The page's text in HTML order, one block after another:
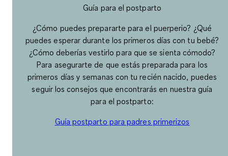
Guía para el postparto
¿Cómo puedes prepararte para el puerperio? ¿Qué
puedes esperar durante los primeros días con tu bebé?
¿Cómo deberías vestirlo para que se sienta cómodo?
Para asegurarte de que estás preparada para los
primeros días y semanas con tu recién nacido, puedes
seguir los consejos que encontrarás en nuestra guía
para el postparto:
Guía postparto para padres primerizos